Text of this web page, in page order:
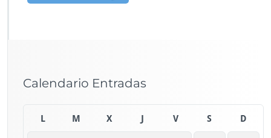
Calendario Entradas
L M X V S D